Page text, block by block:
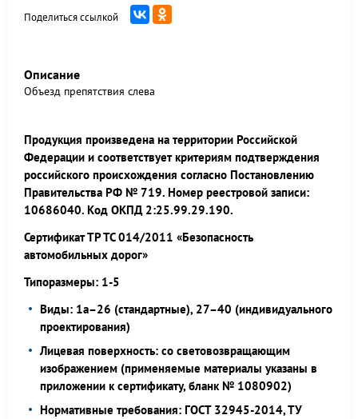
Поделиться ссылкой
Описание
Объезд препятствия слева
Продукция произведена на территории Российской
Федерации и соответствует критериям подтверждения
российского происхождения согласно Постановлению
Правительства РФ № 719. Номер реестровой записи:
10686040. Код ОКПД 2:25.99.29.190.
Сертификат ТР ТС 014/2011 «Безопасность
автомобильных дорог»
Типоразмеры: 1-5
Виды: 1а–26 (стандартные), 27–40 (индивидуального
проектирования)
Лицевая поверхность: со световозвращающим
изображением (применяемые материалы указаны в
приложении к сертификату, бланк № 1080902)
Нормативные требования: ГОСТ 32945-2014, ТУ